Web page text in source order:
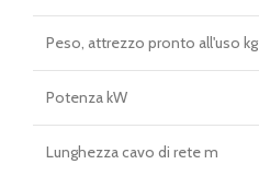
Peso, attrezzo pronto all'uso kg
Potenza kW
Lunghezza cavo di rete m